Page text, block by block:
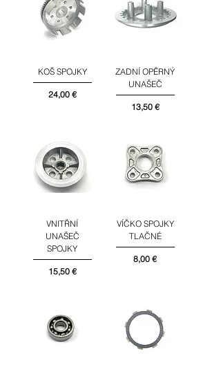
KOŠ SPOJKY
Cena
24,00 €
ZADNÍ OPĚRNÝ
UNAŠEČ
Cena
13,50 €
VNITŘNÍ
UNAŠEČ
SPOJKY
Cena
15,50 €
VÍČKO SPOJKY
TLAČNÉ
Cena
8,00 €